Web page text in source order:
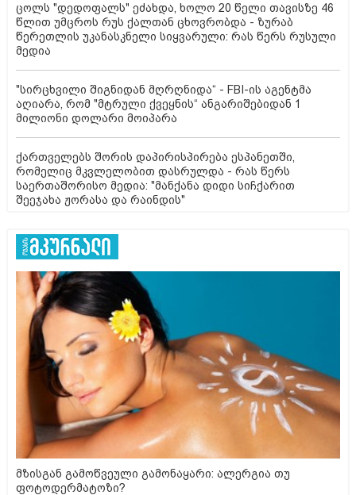
ცოლს "დედოფალს" ეძახდა, ხოლო 20 წელი თავისზე 46
წლით უმცროს რუს ქალთან ცხოვრობდა - ზურაბ
წერეთლის უკანასკნელი სიყვარული: რას წერს რუსული
მედია
"სირცხვილი შიგნიდან მღრღნიდა“ - FBI-ის აგენტმა
აღიარა, რომ "მტრული ქვეყნის“ ანგარიშებიდან 1
მილიონი დოლარი მოიპარა
ქართველებს შორის დაპირისპირება ესპანეთში,
რომელიც მკვლელობით დასრულდა - რას წერს
საერთაშორისო მედია: "მანქანა დიდი სიჩქარით
შეეჯახა ჟორასა და რაინდის"
მზისგან გამოწვეული გამონაყარი: ალერგია თუ
ფოტოდერმატოზი?